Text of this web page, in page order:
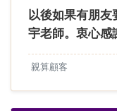
以後如果有朋
宇老師。衷心感
親算顧客